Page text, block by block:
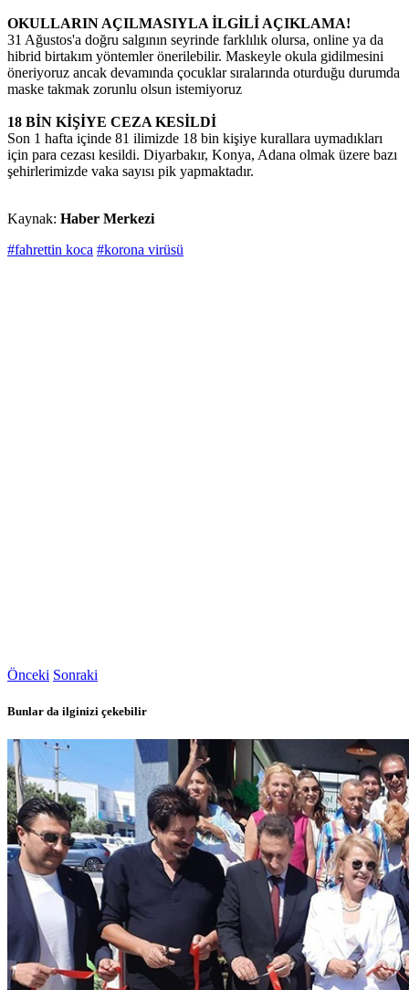
OKULLARIN AÇILMASIYLA İLGİLİ AÇIKLAMA!
31 Ağustos'a doğru salgının seyrinde farklılık olursa, online ya da
hibrid birtakım yöntemler önerilebilir. Maskeyle okula gidilmesini
öneriyoruz ancak devamında çocuklar sıralarında oturduğu durumda
maske takmak zorunlu olsun istemiyoruz
18 BİN KİŞİYE CEZA KESİLDİ
Son 1 hafta içinde 81 ilimizde 18 bin kişiye kurallara uymadıkları
için para cezası kesildi. Diyarbakır, Konya, Adana olmak üzere bazı
şehirlerimizde vaka sayısı pik yapmaktadır.
Kaynak: Haber Merkezi
#fahrettin koca #korona virüsü
Önceki Sonraki
Bunlar da ilginizi çekebilir